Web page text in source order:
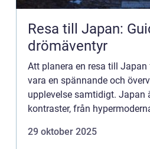
Resa till Japan:
drömäventyr
Att planera en resa till Japan
vara en spännande och
upplevelse samtidigt. Japan
kontraster, från
29 oktober 2025